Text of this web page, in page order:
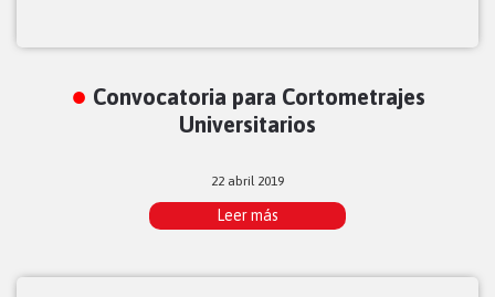
Convocatoria para Cortometrajes
Universitarios
22 abril 2019
Leer más